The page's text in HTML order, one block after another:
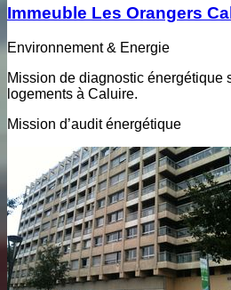
Immeuble Les Orangers
Environnement & Energie
Mission de diagnostic énergétique
logements à Caluire.
Mission d’audit énergétique